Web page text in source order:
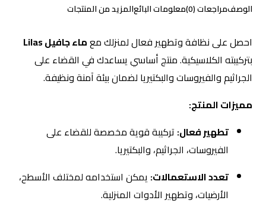
الوصفمراجعات (0) معلومات البائعالمزيد من المنتجات
احصل على نظافة وتطهير فعال لمنزلك معماء جافيل Lilas
بتركيبته الكلاسيكية. منتج أساسي يساعدك في القضاء على
الجراثيم والفيروسات والبكتيريا لضمان بيئة آمنة ونظيفة.
مميزات المنتج:
تطهير فعال:تركيبة قوية مخصصة للقضاء على
الفيروسات، الجراثيم، والبكتيريا.
تعدد الاستعمالات:يمكن استخدامه لمختلف الأسطح،
الأرضيات، وتطهير الأدوات المنزلية.